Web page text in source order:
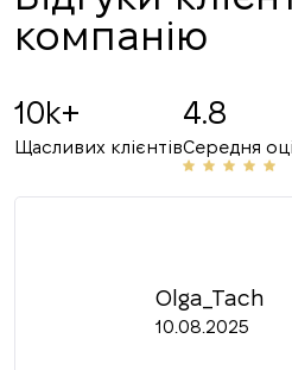
компанію
10k+
Щасливих клієнтів
4.8
Середня
Olga_Tach
10.08.2025